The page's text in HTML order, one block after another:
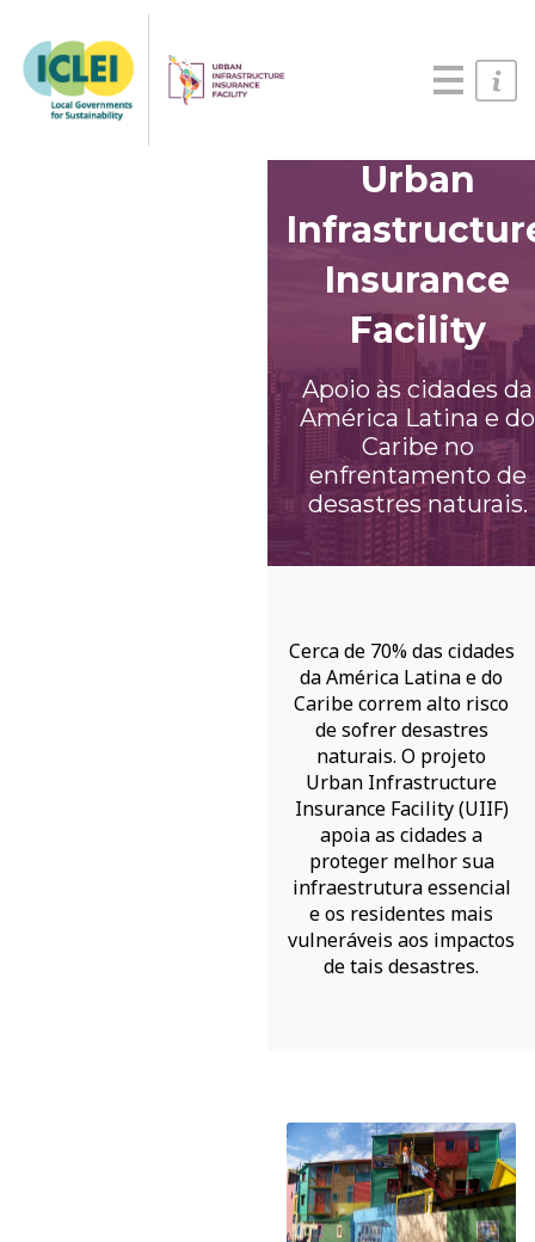
English
Português
Urban
Insurance
Facility
Apoio às cidades da
América Latina e do
Caribe no
enfrentamento de
desastres naturais.
Cerca de 70% das cidades
da América Latina e do
Caribe correm alto risco
de sofrer desastres
naturais. O projeto
Urban Infrastructure
Insurance Facility (UIIF)
apoia as cidades a
proteger melhor sua
infraestrutura essencial
e os residentes mais
vulneráveis aos impactos
de tais desastres.